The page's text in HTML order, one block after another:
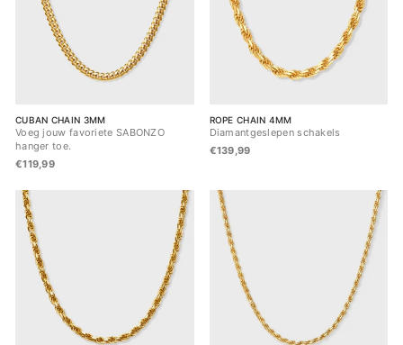
CUBAN CHAIN 3MM
Voeg jouw favoriete SABONZO
hanger toe.
€119,99
ROPE CHAIN 4MM
Diamantgeslepen schakels
€139,99